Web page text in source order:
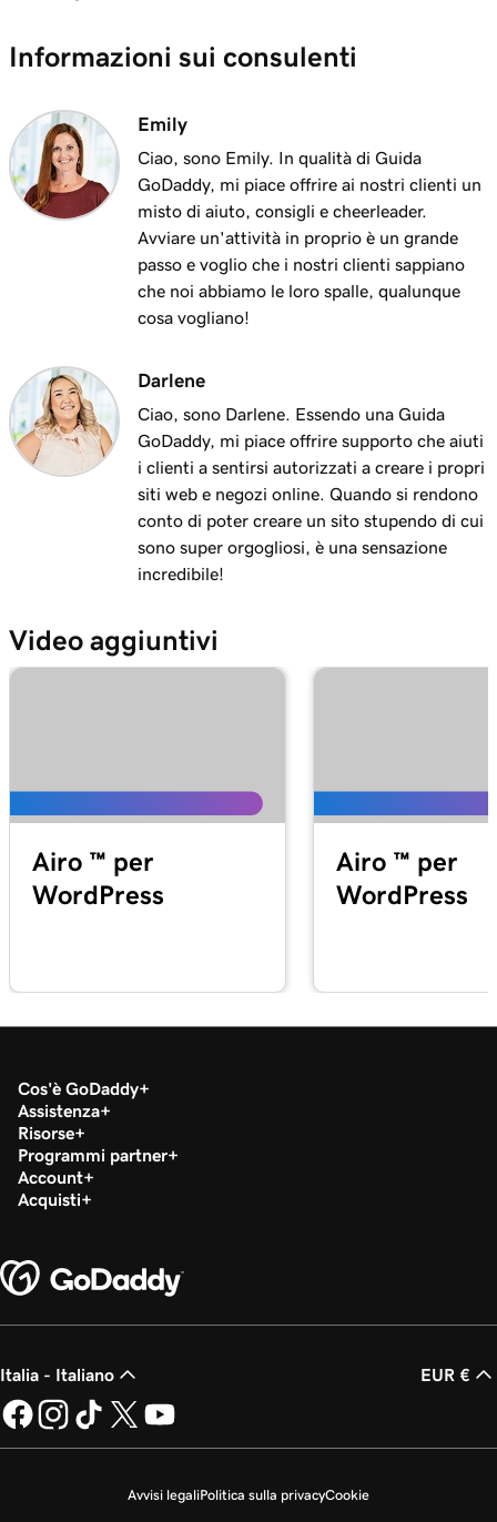
Informazioni sui consulenti
Emily
Ciao, sono Emily. In qualità di Guida
GoDaddy, mi piace offrire ai nostri clienti un
misto di aiuto, consigli e cheerleader.
Avviare un'attività in proprio è un grande
passo e voglio che i nostri clienti sappiano
che noi abbiamo le loro spalle, qualunque
cosa vogliano!
Darlene
Ciao, sono Darlene. Essendo una Guida
GoDaddy, mi piace offrire supporto che aiuti
i clienti a sentirsi autorizzati a creare i propri
siti web e negozi online. Quando si rendono
conto di poter creare un sito stupendo di cui
sono super orgogliosi, è una sensazione
incredibile!
Video aggiuntivi
Airo ™ per
WordPress
Airo ™ per
WordPress
Cos'è GoDaddy
Assistenza
Risorse
Programmi partner
Account
Acquisti
Italia - Italiano EUR €
Avvisi legaliPolitica sulla privacyCookie